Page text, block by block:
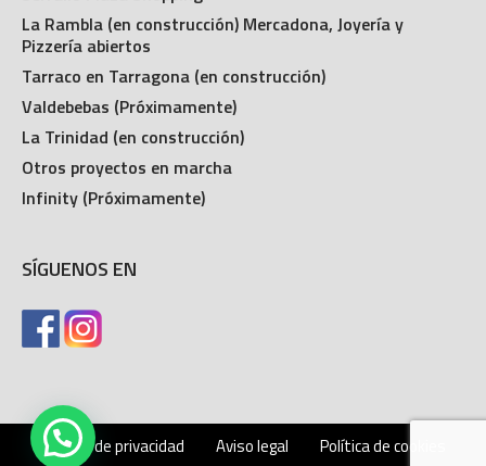
La Rambla (en construcción) Mercadona, Joyería y
Pizzería abiertos
Tarraco en Tarragona (en construcción)
Valdebebas (Próximamente)
La Trinidad (en construcción)
Otros proyectos en marcha
Infinity (Próximamente)
SÍGUENOS EN
Política de privacidad Aviso legal Política de cookies